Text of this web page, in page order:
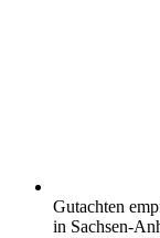
Gutachten
in Sachsen-